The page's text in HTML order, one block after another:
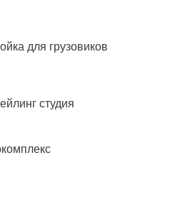
для грузовиков
студия